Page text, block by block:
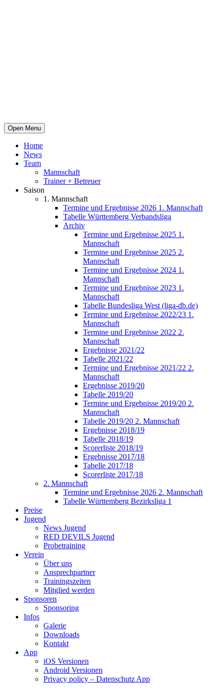
Open Menu
Home
News
Team
Mannschaft
Trainer + Betreuer
Saison
1. Mannschaft
Termine und Ergebnisse 2026 1. Mannschaft
Tabelle Württemberg Verbandsliga
Archiv
Termine und Ergebnisse 2025 1.
Mannschaft
Termine und Ergebnisse 2025 2.
Mannschaft
Termine und Ergebnisse 2024 1.
Mannschaft
Termine und Ergebnisse 2023 1.
Mannschaft
Tabelle Bundesliga West (liga-db.de)
Termine und Ergebnisse 2022/23 1.
Mannschaft
Termine und Ergebnisse 2022 2.
Mannschaft
Ergebnisse 2021/22
Tabelle 2021/22
Termine und Ergebnisse 2021/22 2.
Mannschaft
Ergebnisse 2019/20
Tabelle 2019/20
Termine und Ergebnisse 2019/20 2.
Mannschaft
Tabelle 2019/20 2. Mannschaft
Ergebnisse 2018/19
Tabelle 2018/19
Scorerliste 2018/19
Ergebnisse 2017/18
Tabelle 2017/18
Scorerliste 2017/18
2. Mannschaft
Termine und Ergebnisse 2026 2. Mannschaft
Tabelle Württemberg Bezirksliga 1
Preise
Jugend
News Jugend
RED DEVILS Jugend
Probetraining
Verein
Über uns
Ansprechpartner
Trainingszeiten
Mitglied werden
Sponsoren
Sponsoring
Infos
Galerie
Downloads
Kontakt
App
iOS Versionen
Android Versionen
Privacy policy – Datenschutz App